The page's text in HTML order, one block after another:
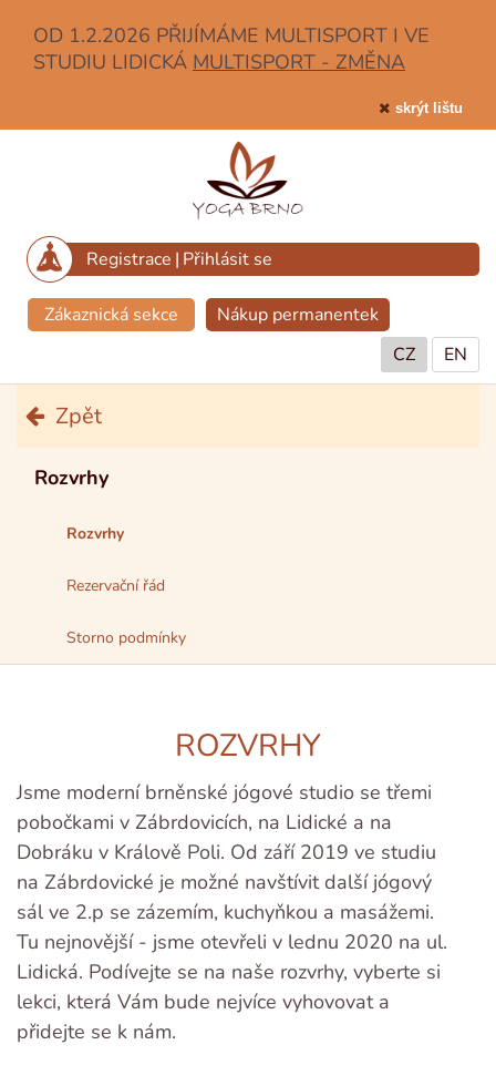
OD 1.2.2026 PŘIJÍMÁME MULTISPORT I VE
STUDIU LIDICKÁ MULTISPORT - ZMĚNA
skrýt lištu
Registrace | Přihlásit se
Zákaznická sekce
Nákup permanentek
CZ
EN
Zpět
Rozvrhy
Rozvrhy
Rezervační řád
Storno podmínky
ROZVRHY
Jsme moderní brněnské jógové studio se třemi
pobočkami v Zábrdovicích, na Lidické a na
Dobráku v Králově Poli. Od září 2019 ve studiu
na Zábrdovické je možné navštívit další jógový
sál ve 2.p se zázemím, kuchyňkou a masážemi.
Tu nejnovější - jsme otevřeli v lednu 2020 na ul.
Lidická. Podívejte se na naše rozvrhy, vyberte si
lekci, která Vám bude nejvíce vyhovovat a
přidejte se k nám.